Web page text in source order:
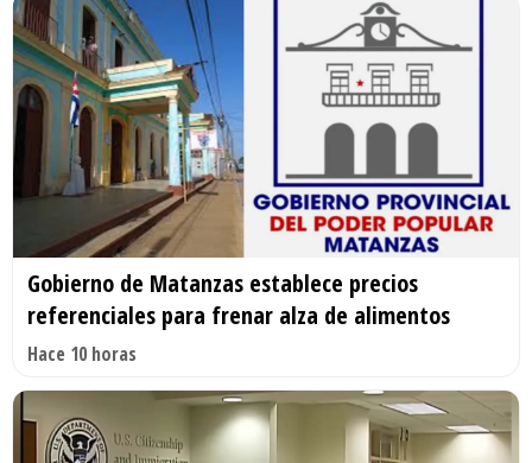
Gobierno de Matanzas establece precios
referenciales para frenar alza de alimentos
Hace 10 horas